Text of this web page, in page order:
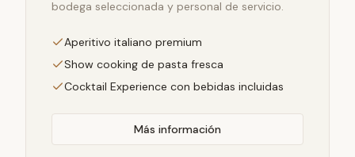
bodega seleccionada y personal de servicio.
Aperitivo italiano premium
Show cooking de pasta fresca
Cocktail Experience con bebidas incluidas
Más información